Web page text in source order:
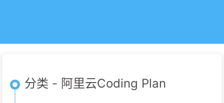
分类 - 阿里云Coding Plan